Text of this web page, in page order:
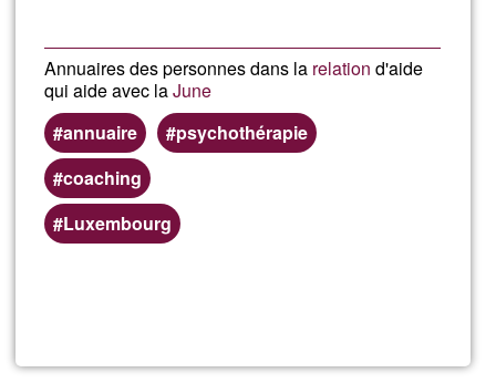
Annuaires des personnes dans la relation d'aide
qui aide avec laJune
annuaire
psychothérapie
coaching
Luxembourg